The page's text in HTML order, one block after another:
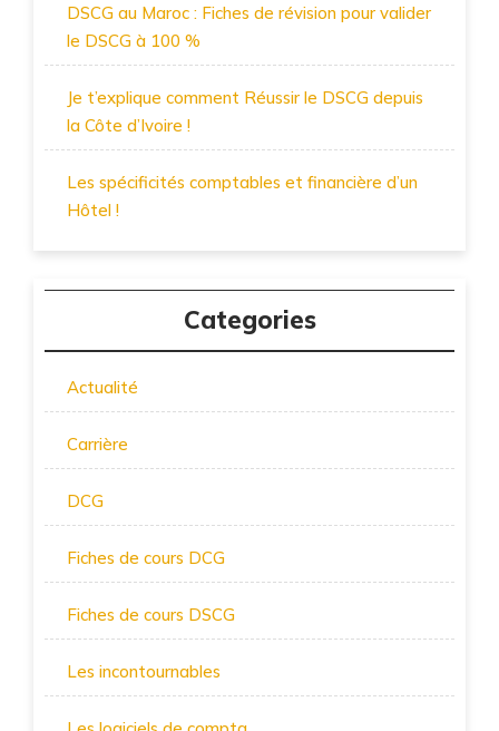
DSCG au Maroc : Fiches de révision pour valider
le DSCG à 100 %
Je t’explique comment Réussir le DSCG depuis
la Côte d’Ivoire !
Les spécificités comptables et financière d’un
Hôtel !
Categories
Actualité
Carrière
DCG
Fiches de cours DCG
Fiches de cours DSCG
Les incontournables